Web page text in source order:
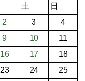
土
日
2 3
4
9 10
11
16 17
18
23 24
25